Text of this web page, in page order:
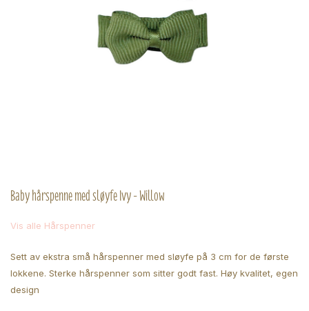
Baby hårspenne med sløyfe Ivy - Willow
Vis alle Hårspenner
Sett av ekstra små hårspenner med sløyfe på 3 cm for de første
lokkene. Sterke hårspenner som sitter godt fast. Høy kvalitet, egen
design